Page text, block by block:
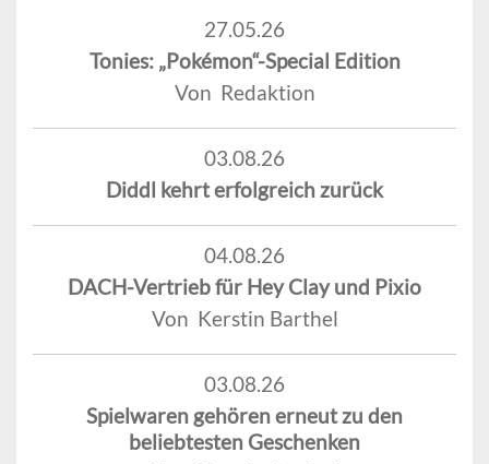
27.05.26
Tonies: „Pokémon“-Special Edition
Von Redaktion
03.08.26
Diddl kehrt erfolgreich zurück
04.08.26
DACH-Vertrieb für Hey Clay und Pixio
Von Kerstin Barthel
03.08.26
Spielwaren gehören erneut zu den
beliebtesten Geschenken